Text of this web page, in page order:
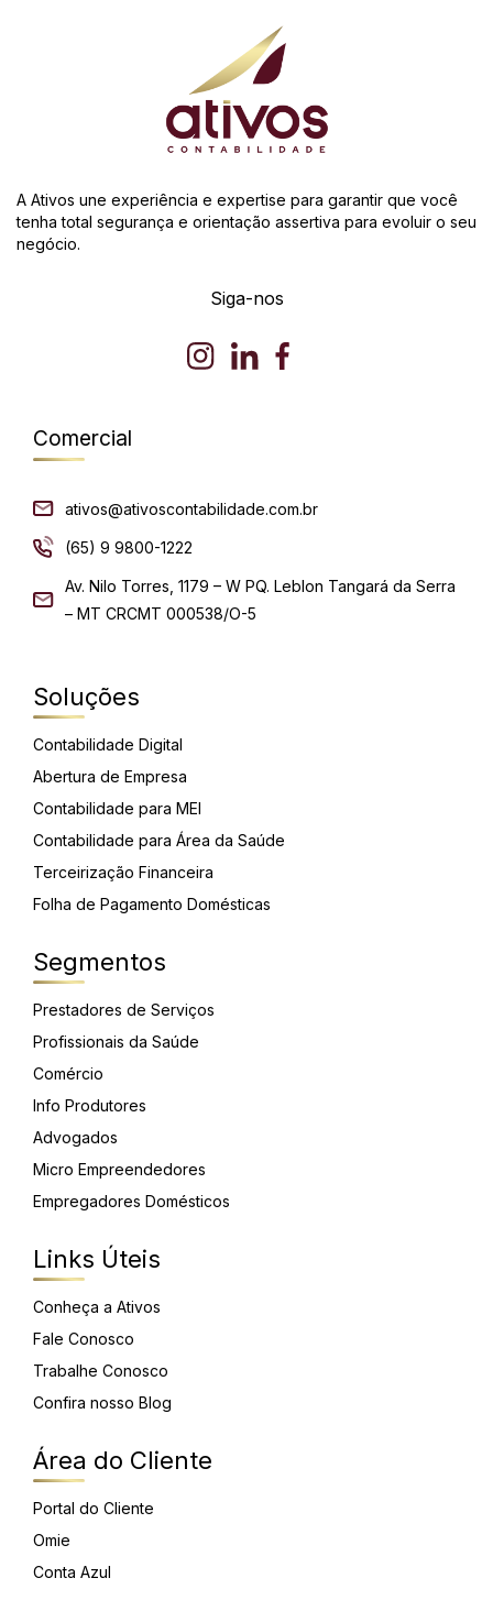
A Ativos une experiência e expertise para garantir que você
tenha total segurança e orientação assertiva para evoluir o seu
negócio.
Siga-nos
Comercial
ativos@ativoscontabilidade.com.br
(65) 9 9800-1222
Av. Nilo Torres, 1179 – W PQ. Leblon Tangará da Serra
– MT CRCMT 000538/O-5
Soluções
Contabilidade Digital
Abertura de Empresa
Contabilidade para MEI
Contabilidade para Área da Saúde
Terceirização Financeira
Folha de Pagamento Domésticas
Segmentos
Prestadores de Serviços
Profissionais da Saúde
Comércio
Info Produtores
Advogados
Micro Empreendedores
Empregadores Domésticos
Links Úteis
Conheça a Ativos
Fale Conosco
Trabalhe Conosco
Confira nosso Blog
Área do Cliente
Portal do Cliente
Omie
Conta Azul